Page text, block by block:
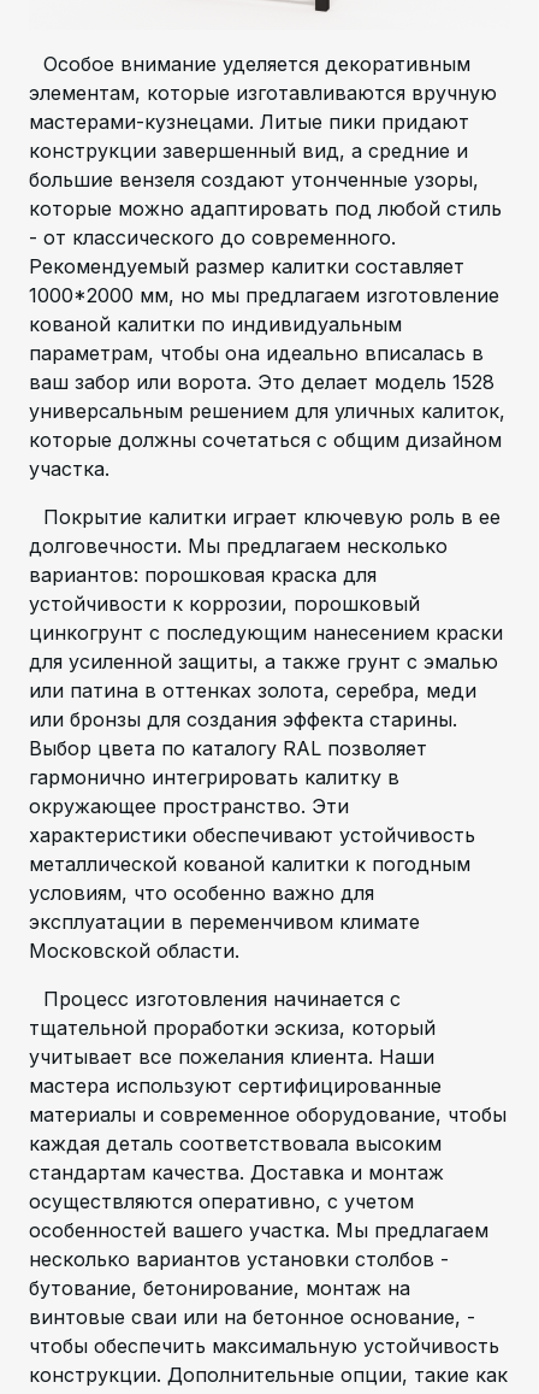
Особое внимание уделяется декоративным
элементам, которые изготавливаются вручную
мастерами-кузнецами. Литые пики придают
конструкции завершенный вид, а средние и
большие вензеля создают утонченные узоры,
которые можно адаптировать под любой стиль
- от классического до современного.
Рекомендуемый размер калитки составляет
1000*2000 мм, но мы предлагаем изготовление
кованой калитки по индивидуальным
параметрам, чтобы она идеально вписалась в
ваш забор или ворота. Это делает модель 1528
универсальным решением для уличных калиток,
которые должны сочетаться с общим дизайном
участка.
Покрытие калитки играет ключевую роль в ее
долговечности. Мы предлагаем несколько
вариантов: порошковая краска для
устойчивости к коррозии, порошковый
цинкогрунт с последующим нанесением краски
для усиленной защиты, а также грунт с эмалью
или патина в оттенках золота, серебра, меди
или бронзы для создания эффекта старины.
Выбор цвета по каталогу RAL позволяет
гармонично интегрировать калитку в
окружающее пространство. Эти
характеристики обеспечивают устойчивость
металлической кованой калитки к погодным
условиям, что особенно важно для
эксплуатации в переменчивом климате
Московской области.
Процесс изготовления начинается с
тщательной проработки эскиза, который
учитывает все пожелания клиента. Наши
мастера используют сертифицированные
материалы и современное оборудование, чтобы
каждая деталь соответствовала высоким
стандартам качества. Доставка и монтаж
осуществляются оперативно, с учетом
особенностей вашего участка. Мы предлагаем
несколько вариантов установки столбов -
бутование, бетонирование, монтаж на
винтовые сваи или на бетонное основание, -
чтобы обеспечить максимальную устойчивость
конструкции. Дополнительные опции, такие как